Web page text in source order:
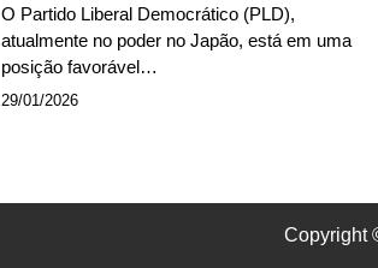
O Partido Liberal Democrático (PLD),
atualmente no poder no Japão, está em uma
posição favorável…
29/01/2026
Copyright